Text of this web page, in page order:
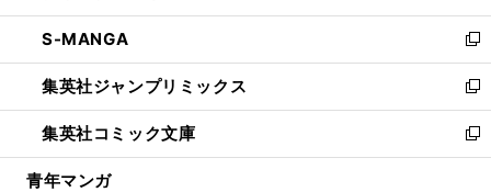
開
く
ウ
で
開
く
ン
ド
ウ
で
開
く
ウ
ィ
ン
ド
ウ
で
開
し
い
ウ
ィ
ン
ド
ウ
S-MANGA
新
し
い
ウ
ィ
ン
集英社ジャンプリミックス
新
し
い
ウ
集英社コミック文庫
新
し
青年マンガ